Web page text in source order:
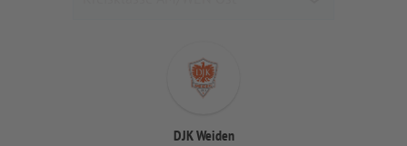
DJK Weiden